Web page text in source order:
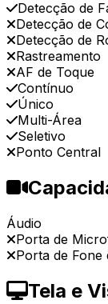
Detecção de
Detecção de
Detecção de
Rastreamento
AF de Toque
Contínuo
Único
Multi-Área
Seletivo
Ponto Central
Áudio
Porta de
Porta de Fone
Tela e